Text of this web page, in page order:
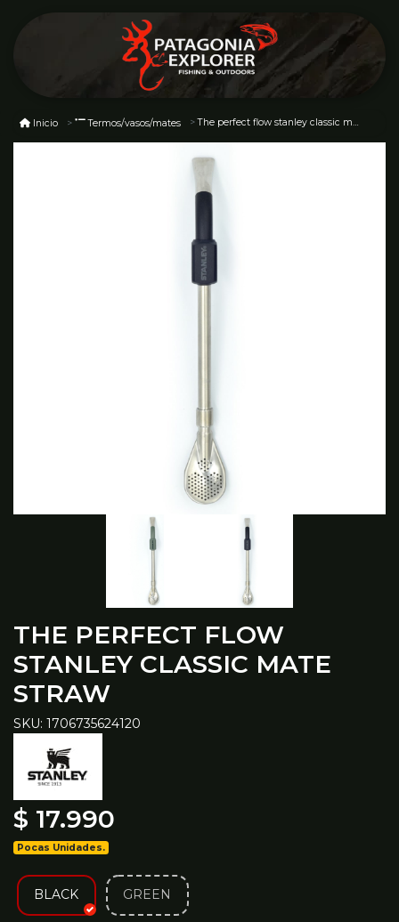
Inicio Termos/vasos/mates The perfect flow stanley classic mate straw
THE PERFECT FLOW
STANLEY CLASSIC MATE
STRAW
SKU: 1706735624120
$ 17.990
Pocas Unidades.
BLACK GREEN